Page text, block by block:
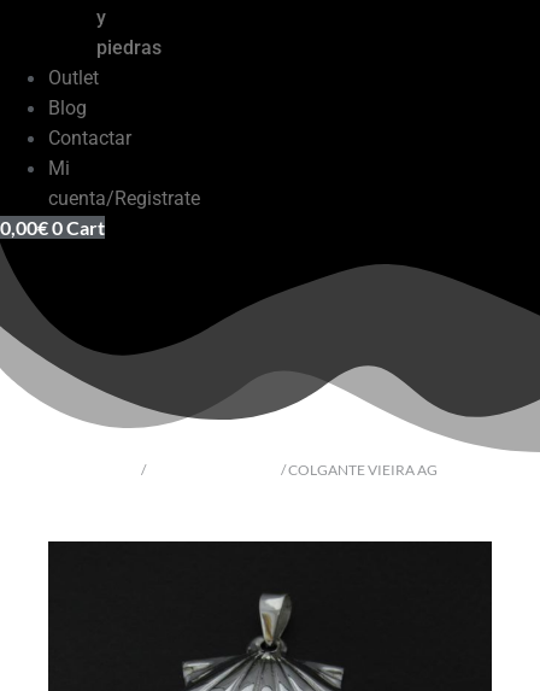
y
piedras
Outlet
Blog
Contactar
Mi
cuenta/Registrate
0,00€0Cart
/ / COLGANTE VIEIRA AG